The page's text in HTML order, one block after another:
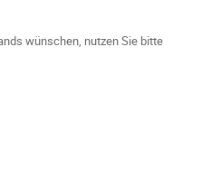
wünschen, nutzen Sie bitte